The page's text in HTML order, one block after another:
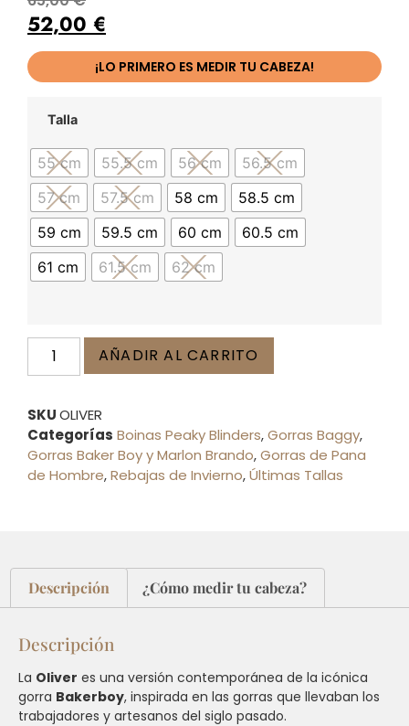
52,00 €
¡LO PRIMERO ES MEDIR TU CABEZA!
Talla
55 cm 55.5 cm 56 cm
56.5 cm
57 cm
57.5 cm 58 cm
58.5 cm
59 cm
59.5 cm 60 cm
60.5 cm
61 cm
61.5 cm 62 cm
AÑADIR AL CARRITO
SKUOLIVER
Categorías Boinas Peaky Blinders,Gorras Baggy,
Gorras Baker Boy y Marlon Brando,Gorras de Pana
de Hombre,Rebajas de Invierno,Últimas Tallas
Descripción ¿Cómo medir tu cabeza?
Descripción
La Oliver es una versión contemporánea de la icónica
gorra Bakerboy, inspirada en las gorras que llevaban los
trabajadores y artesanos del siglo pasado.